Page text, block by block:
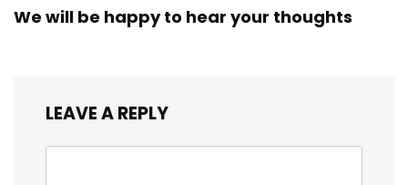
We will be happy to hear your thoughts
LEAVE A REPLY